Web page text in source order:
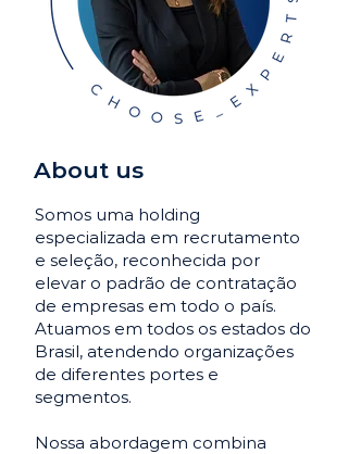
About us
Somos uma holding
especializada em recrutamento
e seleção, reconhecida por
elevar o padrão de contratação
de empresas em todo o país.
Atuamos em todos os estados do
Brasil, atendendo organizações
de diferentes portes e
segmentos.
Nossa abordagem combina